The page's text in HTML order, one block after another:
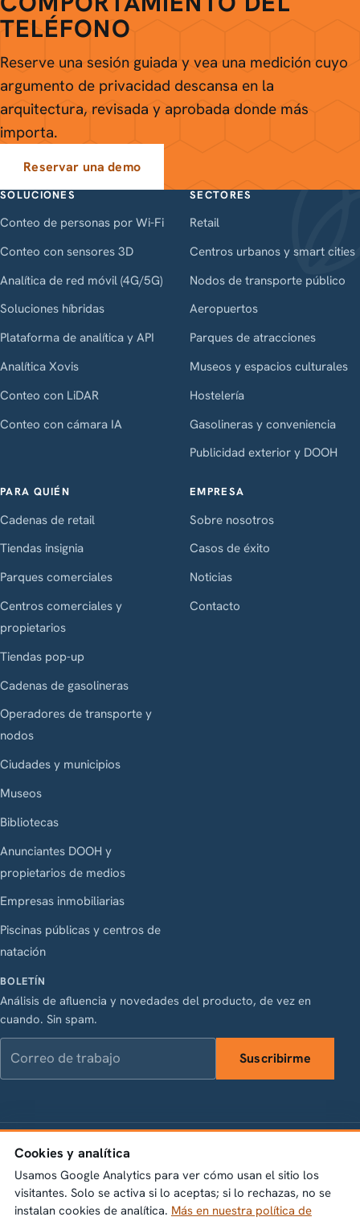
TELÉFONO
Reserve una sesión guiada y vea una medición cuyo
argumento de privacidad descansa en la
arquitectura, revisada y aprobada donde más
importa.
Reservar una demo
SOLUCIONES
Conteo de personas por Wi-Fi
Conteo con sensores 3D
Analítica de red móvil (4G/5G)
Soluciones híbridas
Plataforma de analítica y API
Analítica Xovis
Conteo con LiDAR
Conteo con cámara IA
SECTORES
Retail
Centros urbanos y smart cities
Nodos de transporte público
Aeropuertos
Parques de atracciones
Museos y espacios culturales
Hostelería
Gasolineras y conveniencia
Publicidad exterior y DOOH
PARA QUIÉN
Cadenas de retail
Tiendas insignia
Parques comerciales
Centros comerciales y
propietarios
Tiendas pop-up
Cadenas de gasolineras
Operadores de transporte y
nodos
Ciudades y municipios
Museos
Bibliotecas
Anunciantes DOOH y
propietarios de medios
Empresas inmobiliarias
Piscinas públicas y centros de
natación
EMPRESA
Sobre nosotros
Casos de éxito
Noticias
Contacto
BOLETÍN
Análisis de afluencia y novedades del producto, de vez en
cuando. Sin spam.
Suscribirme
LinkedIn Instagram Facebook X
Vasagatan 28, 111 20 Stockholm · Org.nr 556845-1198 ·
info@bumbeelabs.se
© 2026 Bumbee Labs AB. Todos los derechos reservados.
Cookies y analítica
Usamos Google Analytics para ver cómo usan el sitio los
visitantes. Solo se activa si lo aceptas; si lo rechazas, no se
instalan cookies de analítica. Más en nuestra política de